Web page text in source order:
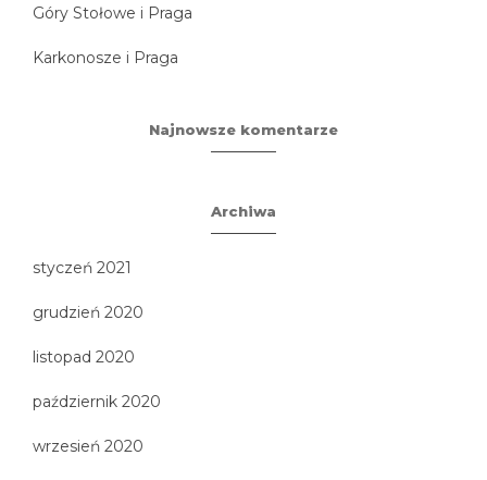
Góry Stołowe i Praga
Karkonosze i Praga
Najnowsze komentarze
Archiwa
styczeń 2021
grudzień 2020
listopad 2020
październik 2020
wrzesień 2020